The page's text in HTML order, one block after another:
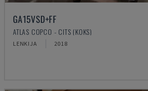
GA15VSD+FF
ATLAS COPCO - CITS (KOKS)
LENKIJA 2018